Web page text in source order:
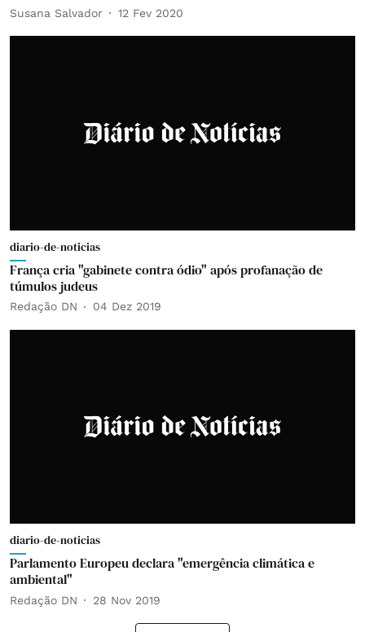
Susana Salvador 12 Fev 2020
diario-de-noticias
França cria "gabinete contra ódio" após profanação de
túmulos judeus
Redação DN 04 Dez 2019
diario-de-noticias
Parlamento Europeu declara "emergência climática e
ambiental"
Redação DN 28 Nov 2019